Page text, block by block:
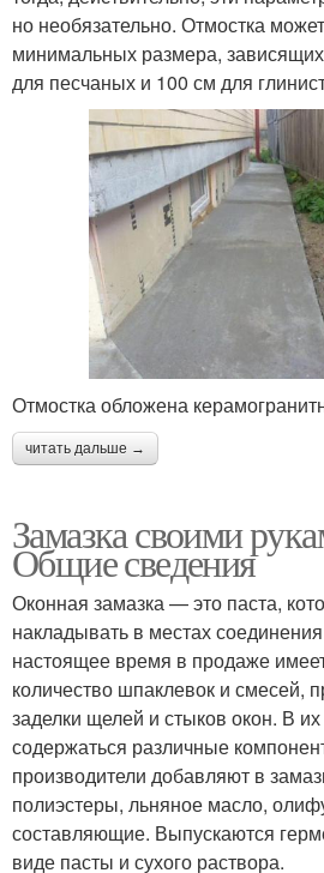
но необязательно. Отмостка
минимальных размера, зависящих
для песчаных и 100 см для
Отмостка обложена
читать дальше →
Замазка своими
Общие сведения
Оконная замазка — это паста,
накладывать в местах
настоящее время в продаже
количество шпаклевок и смесей,
заделки щелей и стыков окон. В их
содержаться различные
производители добавляют в
полиэстеры, льняное масло,
составляющие. Выпускаются
виде пасты и сухого раствора.